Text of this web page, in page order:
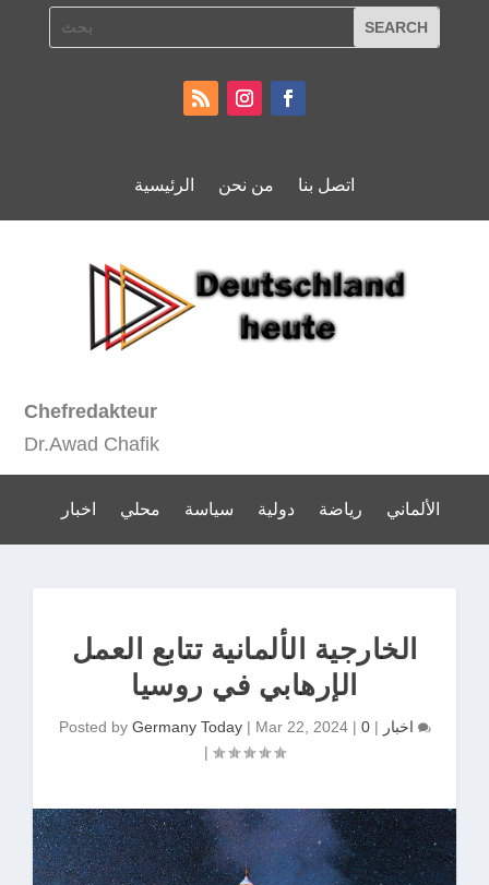
الرئيسية من نحن اتصل بنا
Chefredakteur
Dr.Awad Chafik
اخبار محلي سياسة دولية رياضة الألماني
الخارجية الألمانية تتابع العمل
الإرهابي في روسيا
Posted by Germany Today| Mar 22, 2024| اخبار |
|